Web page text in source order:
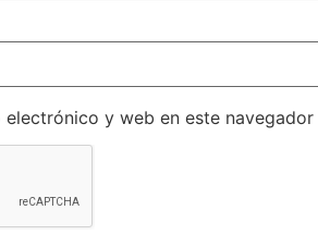
y web en este